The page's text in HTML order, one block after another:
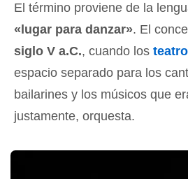
El término proviene de la
«lugar para danzar». El
siglo V a.C., cuando los
espacio separado para los
bailarines y los músicos que
justamente, orquesta.